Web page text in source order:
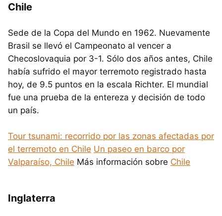
Chile
Sede de la Copa del Mundo en 1962. Nuevamente
Brasil se llevó el Campeonato al vencer a
Checoslovaquia por 3-1. Sólo dos años antes, Chile
había sufrido el mayor terremoto registrado hasta
hoy, de 9.5 puntos en la escala Richter. El mundial
fue una prueba de la entereza y decisión de todo
un país.
Tour tsunami: recorrido por las zonas afectadas por
el terremoto en Chile Un paseo en barco por
Valparaíso, Chile Más información sobre Chile
Inglaterra